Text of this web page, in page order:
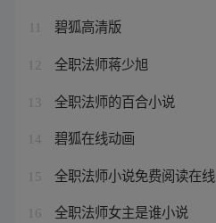
碧狐高清版
12 全职法师蒋少旭
13 全职法师的百合小说
14 碧狐在线动画
15 全职法师小说免费阅读在线
16 全职法师女主是谁小说